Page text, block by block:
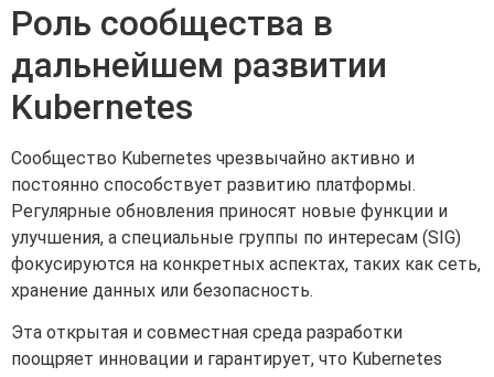
Роль сообщества в
дальнейшем развитии
Kubernetes
Сообщество Kubernetes чрезвычайно активно и
постоянно способствует развитию платформы.
Регулярные обновления приносят новые функции и
улучшения, а специальные группы по интересам (SIG)
фокусируются на конкретных аспектах, таких как сеть,
хранение данных или безопасность.
Эта открытая и совместная среда разработки
поощряет инновации и гарантирует, что Kubernetes